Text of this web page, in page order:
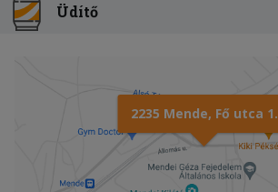
Üdítő
2235 Mende, Fő utca 1.